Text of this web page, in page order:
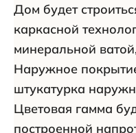
Дом будет
каркасной
минеральной
Наружное
штукатурка
Цветовая гамма
построенной